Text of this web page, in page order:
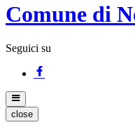
Comune di
Seguici su
close